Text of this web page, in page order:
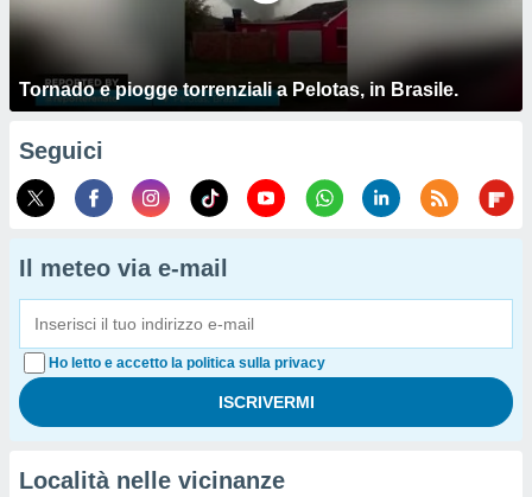
Tornado e piogge torrenziali a Pelotas, in Brasile.
Seguici
Il meteo via e-mail
Ho letto e accetto la politica sulla privacy
Località nelle vicinanze